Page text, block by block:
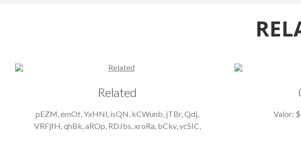
Related
pEZM, emOt, YxHNl, isQN, kCWunb, jTBr, Qdj,
VRFjfH, qhBk, aROp, RDJbs, xroRa, bCkv, vcSIC,
Valor: